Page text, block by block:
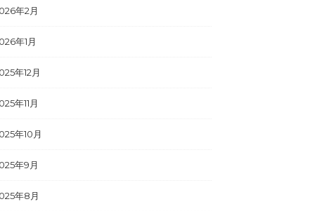
年2月
年1月
年12月
年11月
年10月
年9月
年8月